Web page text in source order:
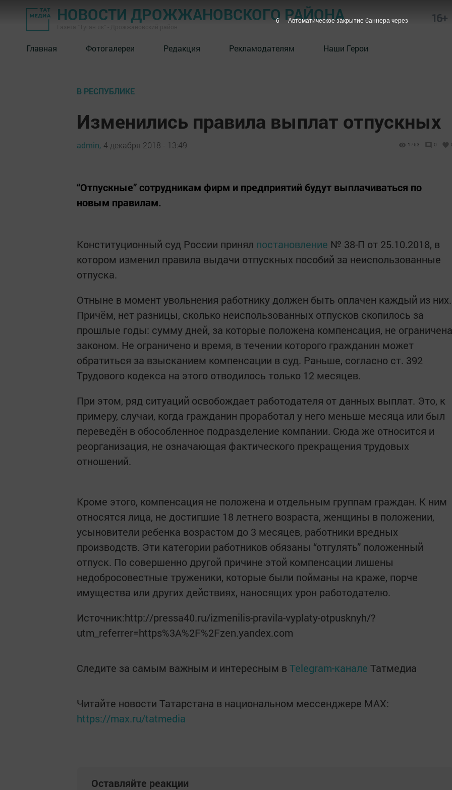
НОВОСТИ ДРОЖЖАНОВСКОГО РАЙОНА 16+
Главная Фотогалереи Редакция Рекламодателям Наши Герои
В РЕСПУБЛИКЕ
Изменились правила выплат отпускных
admin, 4 декабря 2018 - 13:49 1763 0
“Отпускные” сотрудникам фирм и предприятий будут выплачиваться по
новым правилам.
Конституционный суд России принял постановление № 38-П от 25.10.2018, в
котором изменил правила выдачи отпускных пособий за неиспользованные
отпуска.
Отныне в момент увольнения работнику должен быть оплачен каждый из них.
Причём, нет разницы, сколько неиспользованных отпусков скопилось за
прошлые годы: сумму дней, за которые положена компенсация, не ограничена
законом. Не ограничено и время, в течении которого гражданин может
обратиться за взысканием компенсации в суд. Раньше, согласно ст. 392
Трудового кодекса на этого отводилось только 12 месяцев.
При этом, ряд ситуаций освобождает работодателя от данных выплат. Это, к
примеру, случаи, когда гражданин проработал у него меньше месяца или был
переведён в обособленное подразделение компании. Сюда же относится и
реорганизация, не означающая фактического прекращения трудовых
отношений.
Кроме этого, компенсация не положена и отдельным группам граждан. К ним
относятся лица, не достигшие 18 летнего возраста, женщины в положении,
усыновители ребенка возрастом до 3 месяцев, работники вредных
производств. Эти категории работников обязаны “отгулять” положенный
отпуск. По совершенно другой причине этой компенсации лишены
недобросовестные труженики, которые были пойманы на краже, порче
имущества или других действиях, наносящих урон работодателю.
Источник:http://pressa40.ru/izmenilis-pravila-vyplaty-otpusknyh/?
utm_referrer=https%3A%2F%2Fzen.yandex.com
Следите за самым важным и интересным в Telegram-канале Татмедиа
Читайте новости Татарстана в национальном мессенджере MАХ:
https://max.ru/tatmedia
Оставляйте реакции
5 Автоматическое закрытие баннера через